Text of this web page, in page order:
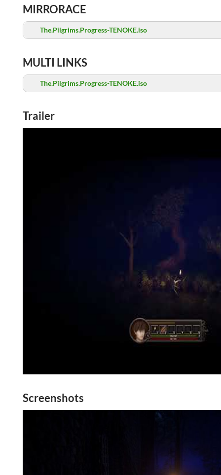
MIRRORACE
The.Pilgrims.Progress-TENOKE.iso
MULTI LINKS
The.Pilgrims.Progress-TENOKE.iso
Trailer
Screenshots